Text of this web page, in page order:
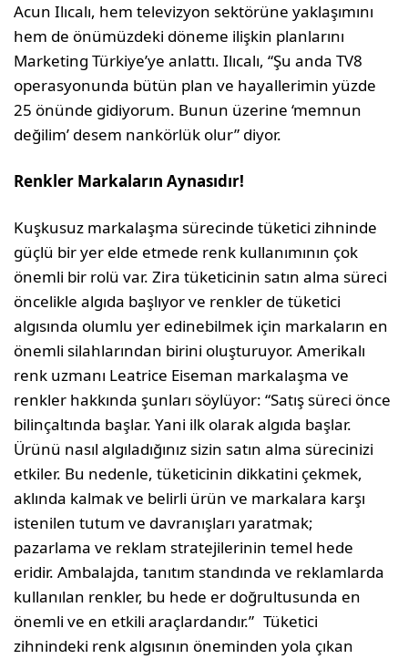
Acun Ilıcalı, hem televizyon sektörüne yaklaşımını
hem de önümüzdeki döneme ilişkin planlarını
Marketing Türkiye’ye anlattı. Ilıcalı, “Şu anda TV8
operasyonunda bütün plan ve hayallerimin yüzde
25 önünde gidiyorum. Bunun üzerine ‘memnun
değilim’ desem nankörlük olur” diyor.
Renkler Markaların Aynasıdır!
Kuşkusuz markalaşma sürecinde tüketici zihninde
güçlü bir yer elde etmede renk kullanımının çok
önemli bir rolü var. Zira tüketicinin satın alma süreci
öncelikle algıda başlıyor ve renkler de tüketici
algısında olumlu yer edinebilmek için markaların en
önemli silahlarından birini oluşturuyor. Amerikalı
renk uzmanı Leatrice Eiseman markalaşma ve
renkler hakkında şunları söylüyor: “Satış süreci önce
bilinçaltında başlar. Yani ilk olarak algıda başlar.
Ürünü nasıl algıladığınız sizin satın alma sürecinizi
etkiler. Bu nedenle, tüketicinin dikkatini çekmek,
aklında kalmak ve belirli ürün ve markalara karşı
istenilen tutum ve davranışları yaratmak;
pazarlama ve reklam stratejilerinin temel hede
eridir. Ambalajda, tanıtım standında ve reklamlarda
kullanılan renkler, bu hede er doğrultusunda en
önemli ve en etkili araçlardandır.” Tüketici
zihnindeki renk algısının öneminden yola çıkan